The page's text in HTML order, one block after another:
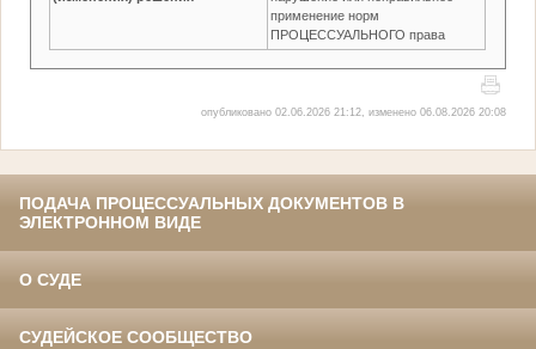
применение норм
ПРОЦЕССУАЛЬНОГО права
опубликовано 02.06.2026 21:12, изменено 06.08.2026 20:08
ПОДАЧА ПРОЦЕССУАЛЬНЫХ ДОКУМЕНТОВ В
ЭЛЕКТРОННОМ ВИДЕ
О СУДЕ
СУДЕЙСКОЕ СООБЩЕСТВО